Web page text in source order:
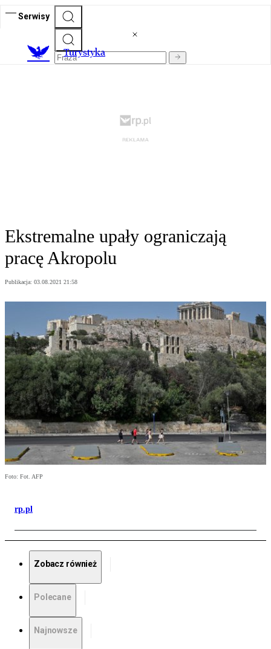
Serwisy
Turystyka
Ekstremalne upały ograniczają
pracę Akropolu
Publikacja: 03.08.2021 21:58
Foto: Fot. AFP
rp.pl
Zobacz również
Polecane
Najnowsze